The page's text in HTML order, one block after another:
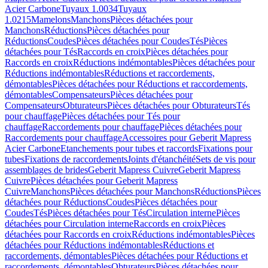
Acier CarboneTuyaux 1.0034Tuyaux
1.0215MamelonsManchonsPièces détachées pour
ManchonsRéductionsPièces détachées pour
RéductionsCoudesPièces détachées pour CoudesTésPièces
détachées pour TésRaccords en croixPièces détachées pour
Raccords en croixRéductions indémontablesPièces détachées pour
Réductions indémontablesRéductions et raccordements,
démontablesPièces détachées pour Réductions et raccordements,
démontablesCompensateursPièces détachées pour
CompensateursObturateursPièces détachées pour ObturateursTés
pour chauffagePièces détachées pour Tés pour
chauffageRaccordements pour chauffagePièces détachées pour
Raccordements pour chauffageAccessoires pour Geberit Mapress
Acier CarboneEtanchements pour tubes et raccordsFixations pour
tubesFixations de raccordementsJoints d'étanchéitéSets de vis pour
assemblages de bridesGeberit Mapress CuivreGeberit Mapress
CuivrePièces détachées pour Geberit Mapress
CuivreManchonsPièces détachées pour ManchonsRéductionsPièces
détachées pour RéductionsCoudesPièces détachées pour
CoudesTésPièces détachées pour TésCirculation internePièces
détachées pour Circulation interneRaccords en croixPièces
détachées pour Raccords en croixRéductions indémontablesPièces
détachées pour Réductions indémontablesRéductions et
raccordements, démontablesPièces détachées pour Réductions et